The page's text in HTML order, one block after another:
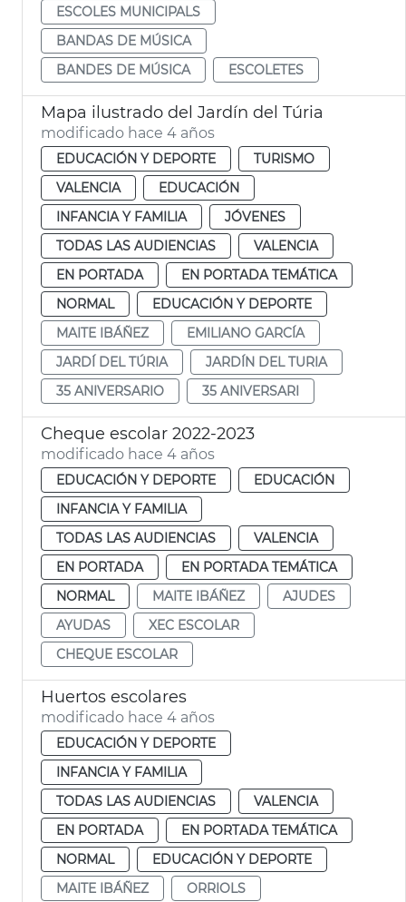
ESCOLES MUNICIPALS
BANDAS DE MÚSICA
BANDES DE MÚSICA
ESCOLETES
Mapa ilustrado del Jardín del Túria
modificado hace 4 años
EDUCACIÓN Y DEPORTE
TURISMO
VALENCIA
EDUCACIÓN
INFANCIA Y FAMILIA
JÓVENES
TODAS LAS AUDIENCIAS
VALENCIA
EN PORTADA
EN PORTADA TEMÁTICA
NORMAL
EDUCACIÓN Y DEPORTE
MAITE IBÁÑEZ
EMILIANO GARCÍA
JARDÍ DEL TÚRIA
JARDÍN DEL TURIA
35 ANIVERSARIO
35 ANIVERSARI
Cheque escolar 2022-2023
modificado hace 4 años
EDUCACIÓN Y DEPORTE
EDUCACIÓN
INFANCIA Y FAMILIA
TODAS LAS AUDIENCIAS
VALENCIA
EN PORTADA
EN PORTADA TEMÁTICA
NORMAL
MAITE IBÁÑEZ
AJUDES
AYUDAS
XEC ESCOLAR
CHEQUE ESCOLAR
Huertos escolares
modificado hace 4 años
EDUCACIÓN Y DEPORTE
INFANCIA Y FAMILIA
TODAS LAS AUDIENCIAS
VALENCIA
EN PORTADA
EN PORTADA TEMÁTICA
NORMAL
EDUCACIÓN Y DEPORTE
MAITE IBÁÑEZ
ORRIOLS